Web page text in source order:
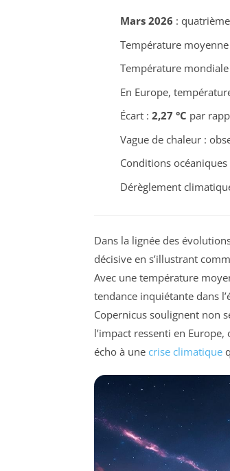
Mars 2026 :
Température moyenne
Température
En Europe,
Écart : 2,27 °C par
Vague de chaleur :
Conditions
Dérèglement
Dans la lignée des
décisive en s’illustrant
Avec une température
tendance inquiétante dans
Copernicus soulignent non
l’impact ressenti en
écho à une crise climatique